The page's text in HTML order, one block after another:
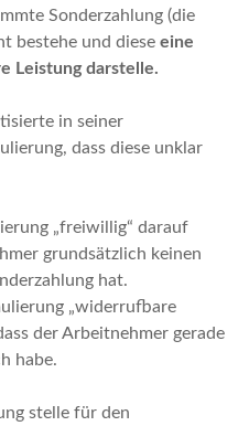
Sonderzahlung (die
bestehe und diese eine
Leistung darstelle.
in seiner
dass diese unklar
„freiwillig“ darauf
grundsätzlich keinen
hat.
„widerrufbare
der Arbeitnehmer gerade
habe.
stelle für den